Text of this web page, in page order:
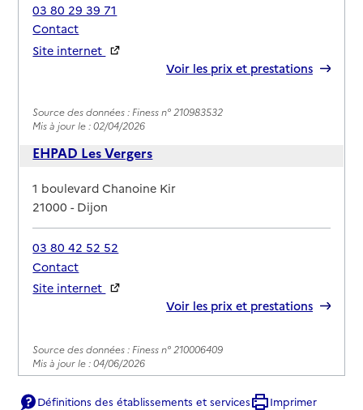
03 80 29 39 71
Contact
Site internet
Voir les prix et prestations
Source des données : Finess n° 210983532
Mis à jour le : 02/04/2026
EHPAD Les Vergers
Adresse
1 boulevard Chanoine Kir
21000-Dijon
03 80 42 52 52
Contact
Site internet
Voir les prix et prestations
Source des données : Finess n° 210006409
Mis à jour le : 04/06/2026
Définitions des établissements et services
Imprimer